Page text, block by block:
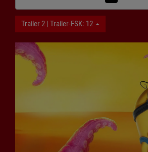
Trailer 2 | Trailer-FSK: 12